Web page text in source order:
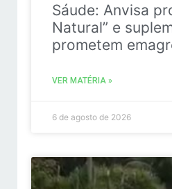
Sáude: Anvisa
Natural” e
prometem
VER MATÉRIA »
6 de agosto de 2026